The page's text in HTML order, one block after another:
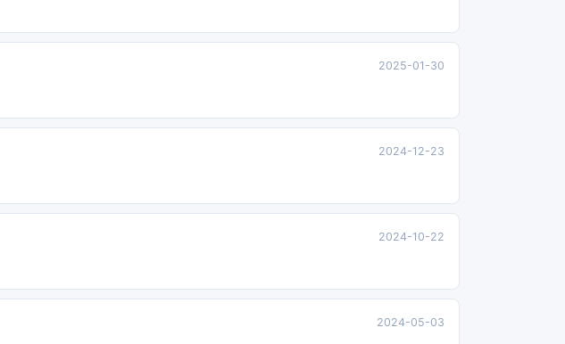
2025-01-30
2024-12-23
2024-10-22
2024-05-03